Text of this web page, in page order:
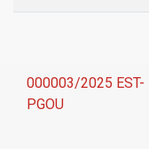
000003/2025 EST-
PGOU